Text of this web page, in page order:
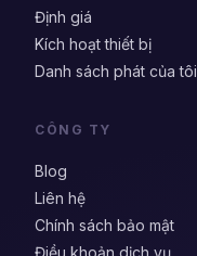
Định giá
Kích hoạt thiết bị
Danh sách phát của tôi
CÔNG TY
Blog
Liên hệ
Chính sách bảo mật
Điều khoản dịch vụ